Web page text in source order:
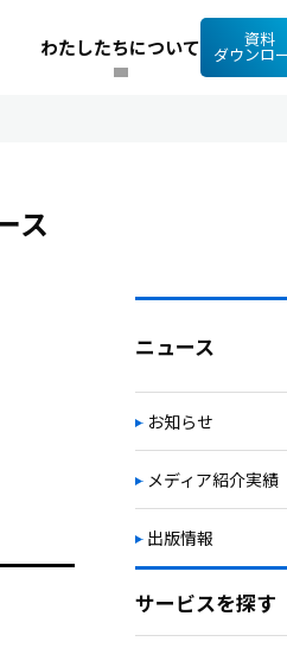
わたしたちについて
資料
ダウンロ
ス
ニュース
お知らせ
メディア紹介実績
出版情報
サービスを探す